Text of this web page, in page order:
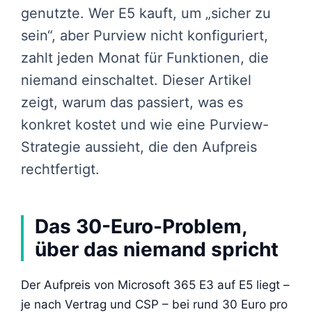
genutzte. Wer E5 kauft, um „sicher zu
sein“, aber Purview nicht konfiguriert,
zahlt jeden Monat für Funktionen, die
niemand einschaltet. Dieser Artikel
zeigt, warum das passiert, was es
konkret kostet und wie eine Purview-
Strategie aussieht, die den Aufpreis
rechtfertigt.
Das 30-Euro-Problem,
über das niemand spricht
Der Aufpreis von Microsoft 365 E3 auf E5 liegt –
je nach Vertrag und CSP – bei rund 30 Euro pro